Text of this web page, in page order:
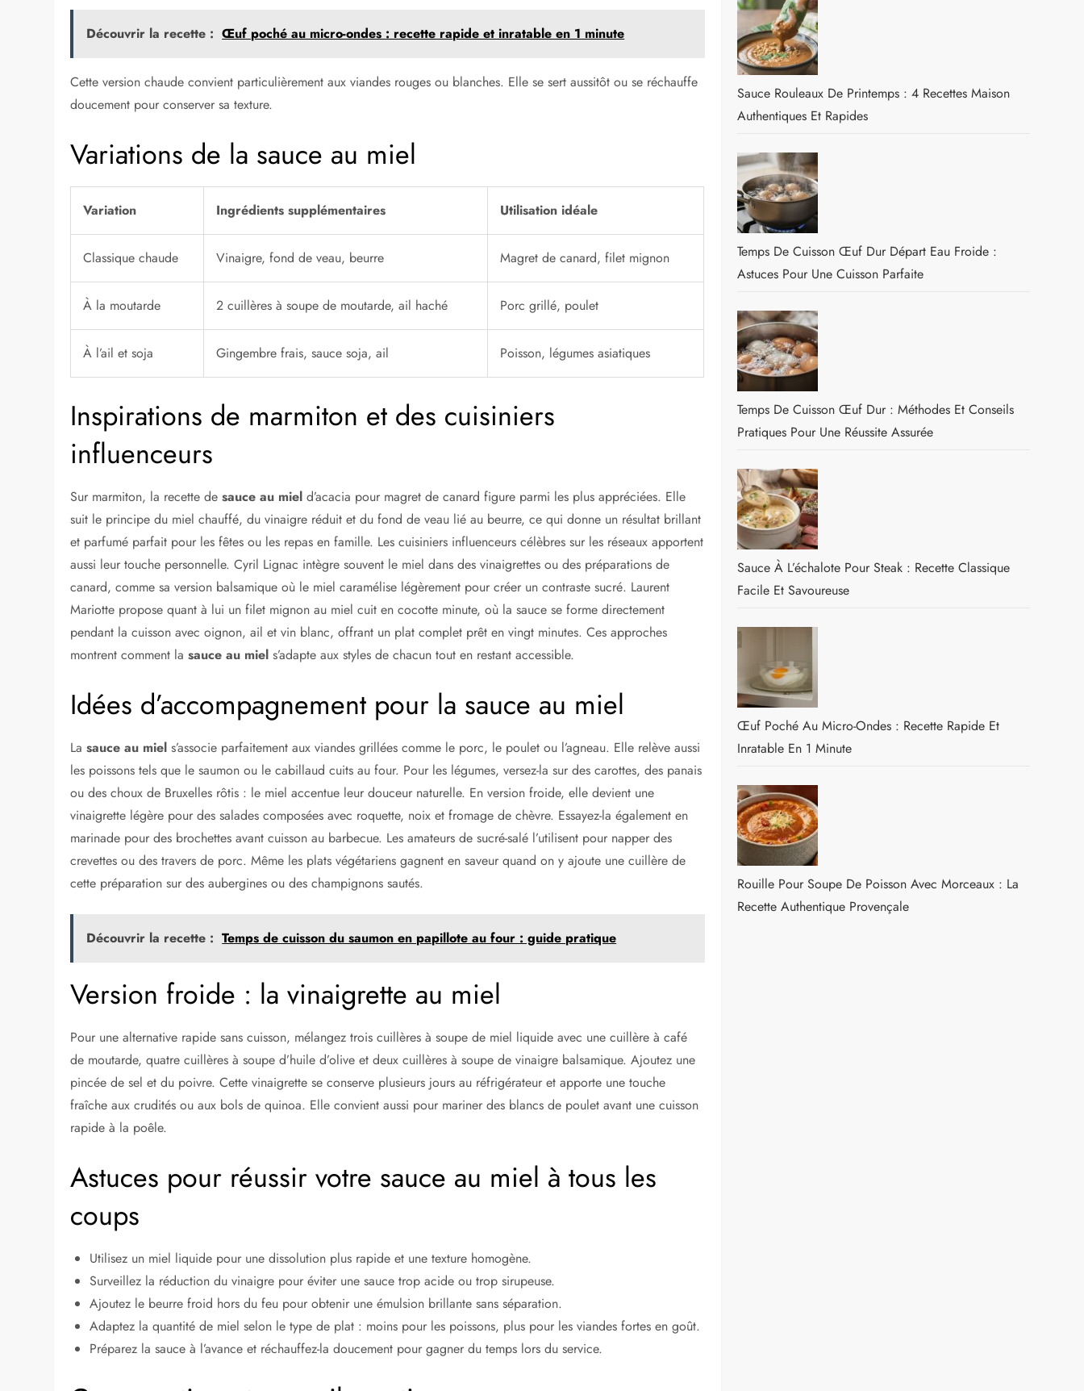
Découvrir la recette : Œuf poché au micro-ondes : recette rapide et inratable en 1 minute
Cette version chaude convient particulièrement aux viandes rouges ou blanches. Elle se sert aussitôt ou se réchauffe
doucement pour conserver sa texture.
Variations de la sauce au miel
Variation Ingrédients supplémentaires Utilisation idéale
Classique chaude Vinaigre, fond de veau, beurre Magret de canard, filet mignon
À la moutarde 2 cuillères à soupe de moutarde, ail haché Porc grillé, poulet
À l’ail et soja Gingembre frais, sauce soja, ail Poisson, légumes asiatiques
Inspirations de marmiton et des cuisiniers
influenceurs
Sur marmiton, la recette desauce au miel d’acacia pour magret de canard figure parmi les plus appréciées. Elle
suit le principe du miel chauffé, du vinaigre réduit et du fond de veau lié au beurre, ce qui donne un résultat brillant
et parfumé parfait pour les fêtes ou les repas en famille. Les cuisiniers influenceurs célèbres sur les réseaux apportent
aussi leur touche personnelle. Cyril Lignac intègre souvent le miel dans des vinaigrettes ou des préparations de
canard, comme sa version balsamique où le miel caramélise légèrement pour créer un contraste sucré. Laurent
Mariotte propose quant à lui un filet mignon au miel cuit en cocotte minute, où la sauce se forme directement
pendant la cuisson avec oignon, ail et vin blanc, offrant un plat complet prêt en vingt minutes. Ces approches
montrent comment lasauce au miel s’adapte aux styles de chacun tout en restant accessible.
Idées d’accompagnement pour la sauce au miel
Lasauce au miel s’associe parfaitement aux viandes grillées comme le porc, le poulet ou l’agneau. Elle relève aussi
les poissons tels que le saumon ou le cabillaud cuits au four. Pour les légumes, versez-la sur des carottes, des panais
ou des choux de Bruxelles rôtis : le miel accentue leur douceur naturelle. En version froide, elle devient une
vinaigrette légère pour des salades composées avec roquette, noix et fromage de chèvre. Essayez-la également en
marinade pour des brochettes avant cuisson au barbecue. Les amateurs de sucré-salé l’utilisent pour napper des
crevettes ou des travers de porc. Même les plats végétariens gagnent en saveur quand on y ajoute une cuillère de
cette préparation sur des aubergines ou des champignons sautés.
Découvrir la recette : Temps de cuisson du saumon en papillote au four : guide pratique
Version froide : la vinaigrette au miel
Pour une alternative rapide sans cuisson, mélangez trois cuillères à soupe de miel liquide avec une cuillère à café
de moutarde, quatre cuillères à soupe d’huile d’olive et deux cuillères à soupe de vinaigre balsamique. Ajoutez une
pincée de sel et du poivre. Cette vinaigrette se conserve plusieurs jours au réfrigérateur et apporte une touche
fraîche aux crudités ou aux bols de quinoa. Elle convient aussi pour mariner des blancs de poulet avant une cuisson
rapide à la poêle.
Astuces pour réussir votre sauce au miel à tous les
coups
Utilisez un miel liquide pour une dissolution plus rapide et une texture homogène.
Surveillez la réduction du vinaigre pour éviter une sauce trop acide ou trop sirupeuse.
Ajoutez le beurre froid hors du feu pour obtenir une émulsion brillante sans séparation.
Adaptez la quantité de miel selon le type de plat : moins pour les poissons, plus pour les viandes fortes en goût.
Préparez la sauce à l’avance et réchauffez-la doucement pour gagner du temps lors du service.
Sauce Rouleaux De Printemps : 4 Recettes Maison
Authentiques Et Rapides
Temps De Cuisson Œuf Dur Départ Eau Froide :
Astuces Pour Une Cuisson Parfaite
Temps De Cuisson Œuf Dur : Méthodes Et Conseils
Pratiques Pour Une Réussite Assurée
Sauce À L’échalote Pour Steak : Recette Classique
Facile Et Savoureuse
Œuf Poché Au Micro-Ondes : Recette Rapide Et
Inratable En 1 Minute
Rouille Pour Soupe De Poisson Avec Morceaux : La
Recette Authentique Provençale